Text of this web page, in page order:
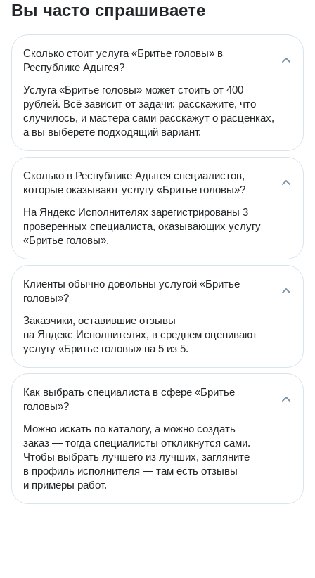
Вы часто спрашиваете
Сколько стоит услуга «Бритье головы» в
Республике Адыгея?
Услуга «Бритье головы» может стоить от 400
рублей. Всё зависит от задачи: расскажите, что
случилось, и мастера сами расскажут о расценках,
а вы выберете подходящий вариант.
Сколько в Республике Адыгея специалистов,
которые оказывают услугу «Бритье головы»?
На Яндекс Исполнителях зарегистрированы 3
проверенных специалиста, оказывающих услугу
«Бритье головы».
Клиенты обычно довольны услугой «Бритье
головы»?
Заказчики, оставившие отзывы
на Яндекс Исполнителях, в среднем оценивают
услугу «Бритье головы» на 5 из 5.
Как выбрать специалиста в сфере «Бритье
головы»?
Можно искать по каталогу, а можно создать
заказ — тогда специалисты откликнутся сами.
Чтобы выбрать лучшего из лучших, загляните
в профиль исполнителя — там есть отзывы
и примеры работ.